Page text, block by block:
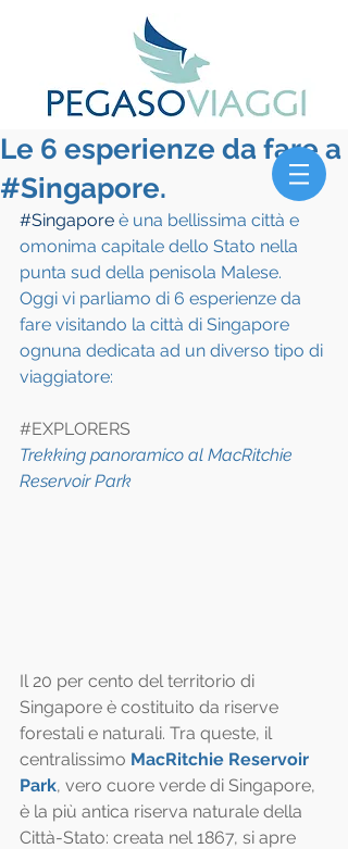
Le 6 esperienze da fare a
#Singapore.
#Singapore è una bellissima città e
omonima capitale dello Stato nella
punta sud della penisola Malese.
Oggi vi parliamo di 6 esperienze da
fare visitando la città di Singapore
ognuna dedicata ad un diverso tipo di
viaggiatore:
#EXPLORERS
Trekking panoramico al MacRitchie
Reservoir Park
Il 20 per cento del territorio di
Singapore è costituito da riserve
forestali e naturali. Tra queste, il
centralissimo MacRitchie Reservoir
Park, vero cuore verde di Singapore,
è la più antica riserva naturale della
Città-Stato: creata nel 1867, si apre